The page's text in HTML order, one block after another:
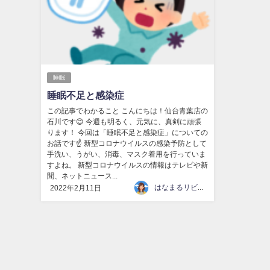
睡眠
睡眠不足と感染症
この記事でわかること こんにちは！仙台青葉店の
石川です😊 今週も明るく、元気に、真剣に頑張
ります！ 今回は「睡眠不足と感染症」についての
お話です☝ 新型コロナウイルスの感染予防として
手洗い、うがい、消毒、マスク着用を行っていま
すよね。 新型コロナウイルスの情報はテレビや新
聞、ネットニュース...
2022年2月11日
はなまるリビング